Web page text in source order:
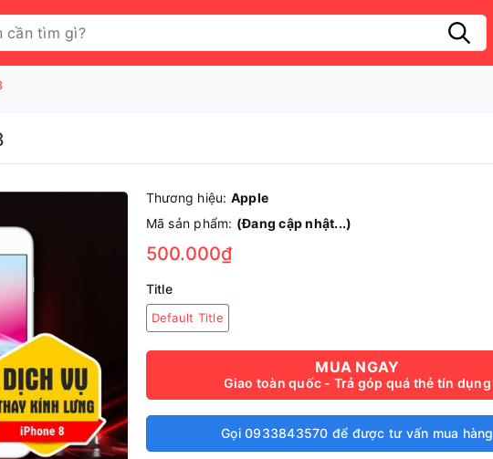
Thương hiệu: Apple
Mã sản phẩm: (Đang cập nhật...)
500.000₫
Title
Default Title
MUA NGAY
Giao toàn quốc - Trả góp quá thẻ tín dụng
Gọi 0933843570 để được tư vấn mua hàng